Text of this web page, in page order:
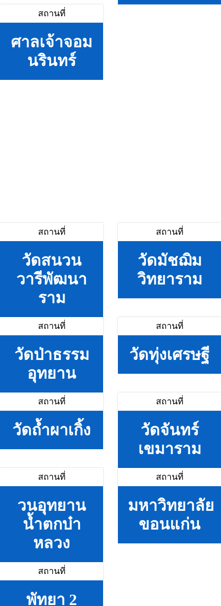
สถานที่
ศาลเจ้าจอม
นรินทร์
สถานที่
วัดสนวน
วารีพัฒนา
ราม
สถานที่
วัดมัชฌิม
วิทยาราม
สถานที่
วัดป่าธรรม
อุทยาน
สถานที่
วัดทุ่งเศรษฐี
สถานที่
วัดถ้ำผาเกิ้ง
สถานที่
วัดจันทร์
เขมาราม
สถานที่
วนอุทยาน
น้ำตกบ๋า
หลวง
สถานที่
มหาวิทยาลัย
ขอนแก่น
สถานที่
พัทยา 2